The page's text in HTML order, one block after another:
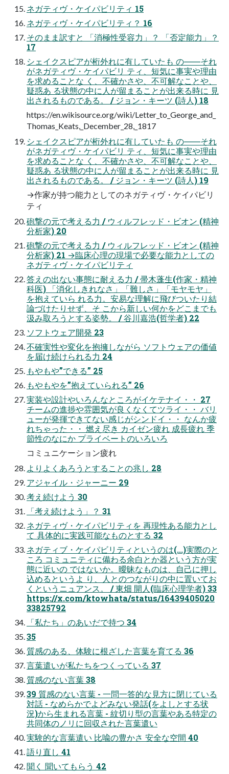
ネガティヴ・ケイパビリティ 15
ネガティヴ・ケイパビリティ？ 16
そのまま訳すと 「消極性受容力」？ 「否定能力」？
17
シェイクスピアが桁外れに有していたも の――それ
がネガティヴ・ケイパビリ ティ、短気に事実や理由
を求めることな く、不確かさや、不可解なことや、
疑惑あ る状態の中に人が留まることが出来る時に 見
出されるものである。 / ジョン・キーツ (詩人) 18
https://en.wikisource.org/wiki/Letter_to_George_and_
Thomas_Keats,_December_28,_1817
シェイクスピアが桁外れに有していたも の――それ
がネガティヴ・ケイパビリ ティ、短気に事実や理由
を求めることな く、不確かさや、不可解なことや、
疑惑あ る状態の中に人が留まることが出来る時に 見
出されるものである。 / ジョン・キーツ (詩人) 19
→作家が持つ能力としてのネガティヴ・ケイパビリ
ティ
砲撃の元で考える力 / ウィルフレッド・ビオン (精神
分析家) 20
砲撃の元で考える力 / ウィルフレッド・ビオン (精神
分析家) 21 →臨床心理の現場で必要な能力としての
ネガティヴ・ケイパビリティ
答えの出ない事態に耐える力 / 帚木蓬生(作家・精神
科医) 「消化しきれなさ」「難しさ」「モヤモヤ」
を抱えていら れる力。安易な理解に飛びついたり結
論づけたりせず、そ こから新しい何かをどこまでも
汲み取ろうとする姿勢。 / 谷川嘉浩(哲学者) 22
ソフトウェア開発 23
不確実性や変化を抱擁しながら ソフトウェアの価値
を届け続けられる力 24
もやもや”できる” 25
もやもやを”抱えていられる” 26
実装や設計やいろんなところがイケテナイ・・ 27
チームの進捗や雰囲気が良くなくてツライ・・ バリ
ューが発揮できてない感じがシンドイ・・ なんか疲
れちゃった・・ 燃え尽き カイゼン疲れ 成長疲れ 季
節性のなにか プライベートのいろいろ
コミュニケーション疲れ
よりよくあろうとすることの兆し 28
アジャイル・ジャーニー 29
考え続けよう 30
「考え続けよう」？ 31
ネガティヴ・ケイパビリティを 再現性ある能力とし
て 具体的に実践可能なものとする 32
ネガティブ・ケイパビリティというのは(...)実際のと
ころ コミュニティに備わる余白とか器という方が実
態に近いの ではないか。曖昧なものは、自己に押し
込めるというよ り、人とのつながりの中に置いてお
くというニュアンス。 / 東畑 開人(臨床心理学者) 33
https://x.com/ktowhata/status/16439405020
33825792
「私たち」のあいだで持つ 34
35
質感のある、体験に根ざした言葉を育てる 36
言葉遣いが私たちをつくっている 37
質感のない言葉 38
39 質感のない言葉 - 一問一答的な見方に閉じている
対話 - なめらかでよどみない発話(をよしとする状
況)から生まれる言葉 - 紋切り型の言葉やある特定の
共同体のノリに回収された言葉遣い
実験的な言葉遣い 比喩の豊かさ 安全な空間 40
語り直し 41
聞く 聞いてもらう 42